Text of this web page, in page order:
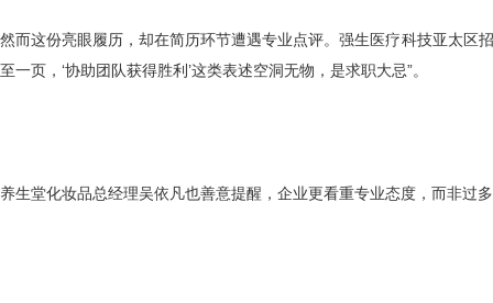
然而这份亮眼履历，却在简历环节遭遇专业点评。强生医疗科技亚太区
至一页，‘协助团队获得胜利’这类表述空洞无物，是求职大忌”。
养生堂化妆品总经理吴依凡也善意提醒，企业更看重专业态度，而非过